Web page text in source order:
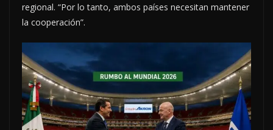
regional. “Por lo tanto, ambos países necesitan mantener
la cooperación”.